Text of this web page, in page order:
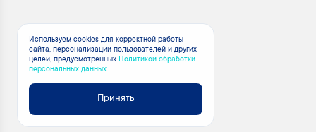
Используем cookies для корректной работы
сайта, персонализации пользователей и других
целей, предусмотренных Политикой обработки
персональных данных
Принять